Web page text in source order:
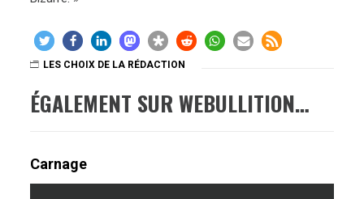
LES CHOIX DE LA RÉDACTION
ÉGALEMENT SUR WEBULLITION…
Carnage